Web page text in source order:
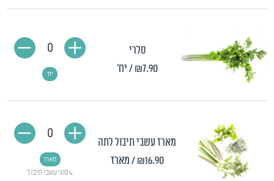
סלרי
₪7.90 / יח' יח'
0
מארז עשבי תיבול לתה
₪16.90 / מארז
4 סוגי עשבי תיבול
מארז
0